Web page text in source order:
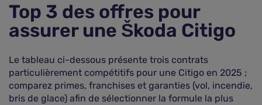
Top 3 des offres pour
assurer une Škoda Citigo
Le tableau ci-dessous présente trois contrats
particulièrement compétitifs pour une Citigo en 2025 ;
comparez primes, franchises et garanties (vol, incendie,
bris de glace) afin de sélectionner la formule la plus